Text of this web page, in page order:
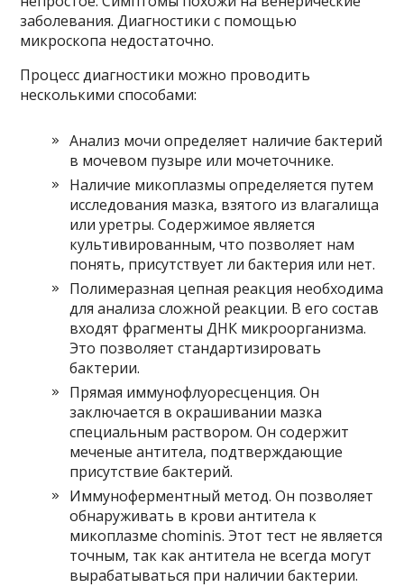
заболевания. Диагностики с помощью
микроскопа недостаточно.
Процесс диагностики можно проводить
несколькими способами:
Анализ мочи определяет наличие бактерий
в мочевом пузыре или мочеточнике.
Наличие микоплазмы определяется путем
исследования мазка, взятого из влагалища
или уретры. Содержимое является
культивированным, что позволяет нам
понять, присутствует ли бактерия или нет.
Полимеразная цепная реакция необходима
для анализа сложной реакции. В его состав
входят фрагменты ДНК микроорганизма.
Это позволяет стандартизировать
бактерии.
Прямая иммунофлуоресценция. Он
заключается в окрашивании мазка
специальным раствором. Он содержит
меченые антитела, подтверждающие
присутствие бактерий.
Иммуноферментный метод. Он позволяет
обнаруживать в крови антитела к
микоплазме chominis. Этот тест не является
точным, так как антитела не всегда могут
вырабатываться при наличии бактерии.